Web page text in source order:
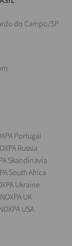
do Campo/SP
Portugal
Russia
Skandinavia
South Africa
Ukraine
UK
USA